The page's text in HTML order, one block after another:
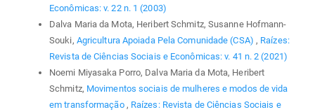
Econômicas: v. 22 n. 1 (2003)
Dalva Maria da Mota, Heribert Schmitz, Susanne Hofmann-
Souki, Agricultura Apoiada Pela Comunidade (CSA) , Raízes:
Revista de Ciências Sociais e Econômicas: v. 41 n. 2 (2021)
Noemi Miyasaka Porro, Dalva Maria da Mota, Heribert
Schmitz, Movimentos sociais de mulheres e modos de vida
em transformação , Raízes: Revista de Ciências Sociais e